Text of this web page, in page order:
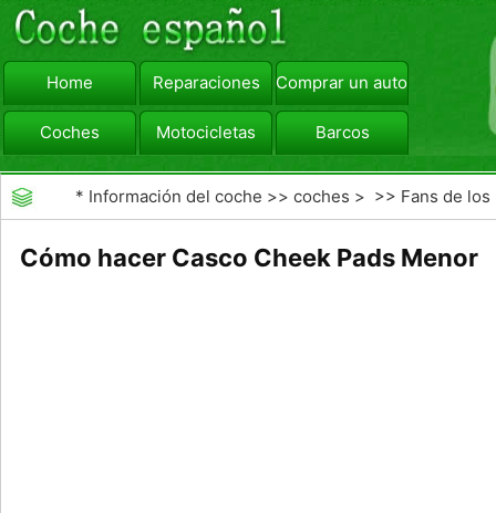
Home Reparaciones Comprar un automóvil
Coches Motocicletas Barcos
viajar Camiones
* Información del coche >>coches > >> Fans de los
Cómo hacer Casco Cheek Pads Menor